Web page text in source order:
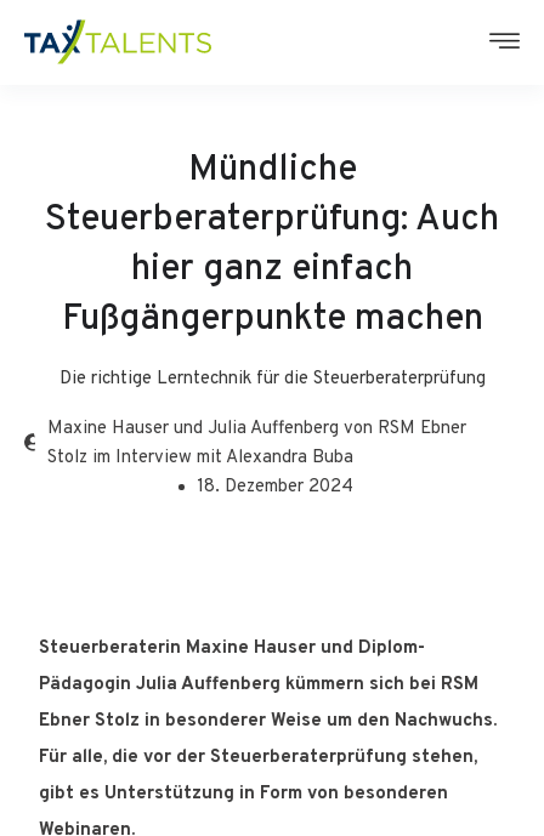
Mündliche
Steuerberaterprüfung: Auch
hier ganz einfach
Fußgängerpunkte machen
Die richtige Lerntechnik für die Steuerberaterprüfung
Maxine Hauser und Julia Auffenberg von RSM Ebner
Stolz im Interview mit Alexandra Buba
18. Dezember 2024
Steuerberaterin Maxine Hauser und Diplom-
Pädagogin Julia Auffenberg kümmern sich bei RSM
Ebner Stolz in besonderer Weise um den Nachwuchs.
Für alle, die vor der Steuerberaterprüfung stehen,
gibt es Unterstützung in Form von besonderen
Webinaren.